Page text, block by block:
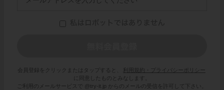
会員登録をクリックまたはタップすると、
利用規約・プライバシーポリシー
に同意したものとみなします。
ご利用のメールサービスで @try-it.jp からのメールの受信を許可して下さい。